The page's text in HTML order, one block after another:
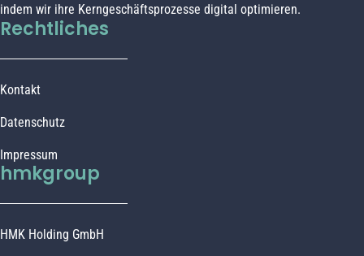
indem wir ihre Kerngeschäftsprozesse digital optimieren.
Rechtliches
Kontakt
Datenschutz
Impressum
hmkgroup
HMK Holding GmbH